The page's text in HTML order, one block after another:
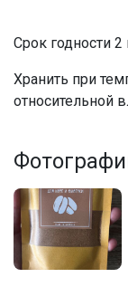
Срок годности 2
Хранить при
относительной